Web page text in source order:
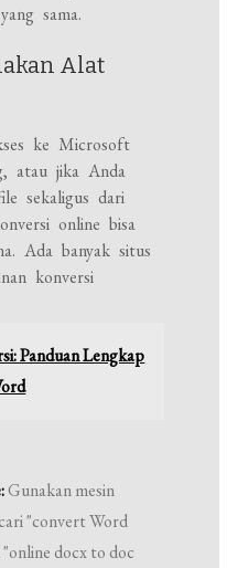
sama.
Alat
ke Microsoft
atau jika Anda
sekaligus dari
online bisa
Ada banyak situs
konversi
Panduan Lengkap
Gunakan mesin
"convert Word
docx to doc